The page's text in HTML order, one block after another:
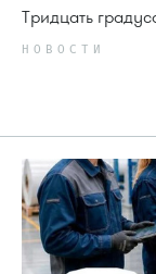
Тридцать
НОВОСТИ